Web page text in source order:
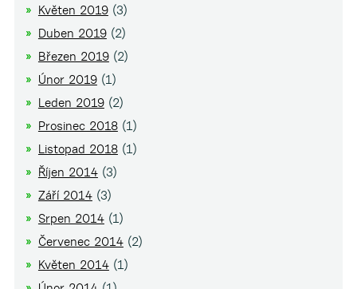
Květen 2019(3)
Duben 2019(2)
Březen 2019(2)
Únor 2019(1)
Leden 2019(2)
Prosinec 2018(1)
Listopad 2018(1)
Říjen 2014(3)
Září 2014(3)
Srpen 2014(1)
Červenec 2014(2)
Květen 2014(1)